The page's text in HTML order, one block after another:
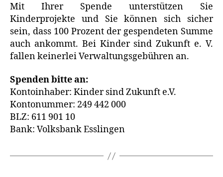
Mit Ihrer Spende unterstützen Sie
Kinderprojekte und Sie können sich sicher
sein, dass 100 Prozent der gespendeten Summe
auch ankommt. Bei Kinder sind Zukunft e. V.
fallen keinerlei Verwaltungsgebühren an.
Spenden bitte an:
Kontoinhaber: Kinder sind Zukunft e.V.
Kontonummer: 249 442 000
BLZ: 611 901 10
Bank: Volksbank Esslingen